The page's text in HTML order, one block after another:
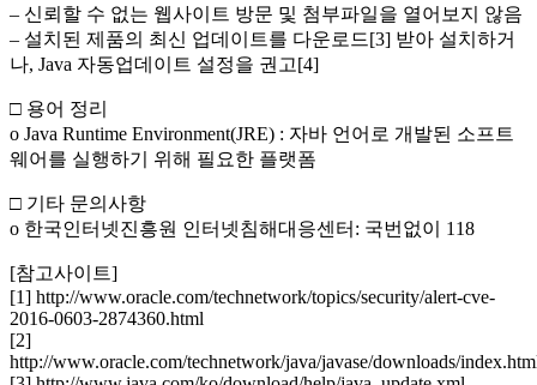
– 신뢰할 수 없는 웹사이트 방문 및 첨부파일을 열어보지 않음
– 설치된 제품의 최신 업데이트를 다운로드[3] 받아 설치하거
나, Java 자동업데이트 설정을 권고[4]
□ 용어 정리
o Java Runtime Environment(JRE) : 자바 언어로 개발된 소프트
웨어를 실행하기 위해 필요한 플랫폼
□ 기타 문의사항
o 한국인터넷진흥원 인터넷침해대응센터: 국번없이 118
[참고사이트]
[1] http://www.oracle.com/technetwork/topics/security/alert-cve-
2016-0603-2874360.html
[2]
http://www.oracle.com/technetwork/java/javase/downloads/